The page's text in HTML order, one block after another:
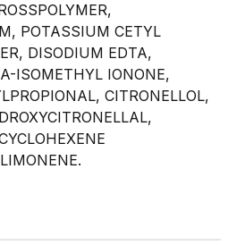
POTASSIUM CETYL
DISODIUM EDTA,
ISOMETHYL IONONE,
CITRONELLOL,